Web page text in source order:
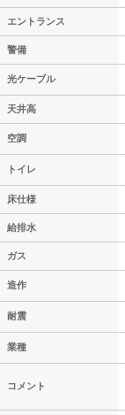
エントランス
警備
光ケーブル
天井高
空調
トイレ
床仕様
給排水
ガス
造作
耐震
業種
コメント